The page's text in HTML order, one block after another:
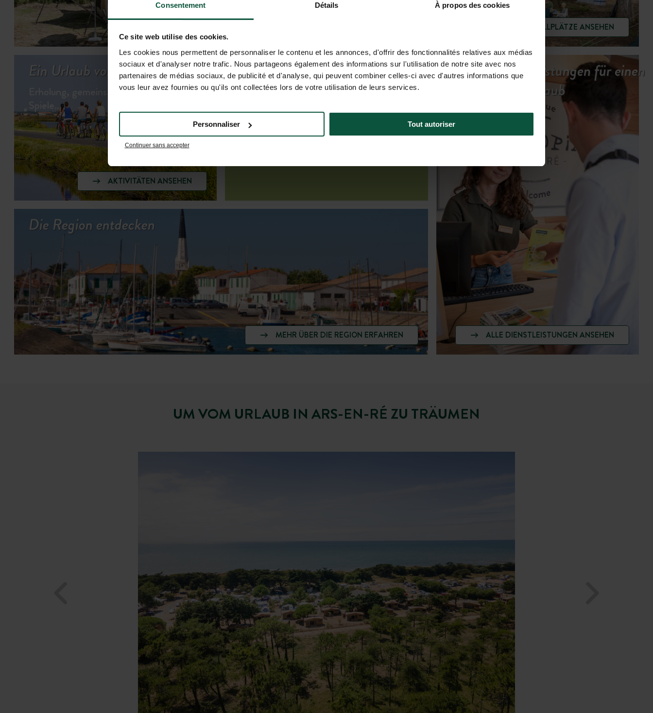
Consentement Détails À propos des cookies
Ce site web utilise des cookies.
Les cookies nous permettent de personnaliser le contenu et les annonces, d'offrir des fonctionnalités relatives aux médias
sociaux et d'analyser notre trafic. Nous partageons également des informations sur l'utilisation de notre site avec nos
partenaires de médias sociaux, de publicité et d'analyse, qui peuvent combiner celles-ci avec d'autres informations que
vous leur avez fournies ou qu'ils ont collectées lors de votre utilisation de leurs services.
Continuer sans accepter
Personnaliser Tout autoriser
STELLPLÄTZE ANSEHEN
Ein Urlaub voller Abwechslung…
Erholung, gemeinsame Momente &
Spiele…
AKTIVITÄTEN ANSEHEN
Unsere Dienstleistungen für einen
entspannten Urlaub
ALLE DIENSTLEISTUNGEN ANSEHEN
Die Region entdecken
MEHR ÜBER DIE REGION ERFAHREN
UM VOM URLAUB IN ARS-EN-RÉ ZU TRÄUMEN